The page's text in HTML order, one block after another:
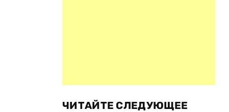
ЧИТАЙТЕ СЛЕДУЮЩЕЕ